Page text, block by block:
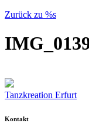
Zurück zu %s
Tanzkreation Erfurt
Kontakt